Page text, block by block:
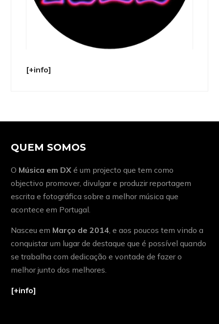
[+info]
QUEM SOMOS
O Música em DX é um projecto que tem como
objectivo promover, divulgar e produzir reportagem
escrita e fotográfica sobre a melhor música que
acontece em Portugal.
Nasceu em Março de 2014, e aos poucos tem vindo a
conquistar um lugar de destaque que é possível quando
se trabalha com dedicação e vontade de fazer o
melhor junto dos melhores.
[+info]